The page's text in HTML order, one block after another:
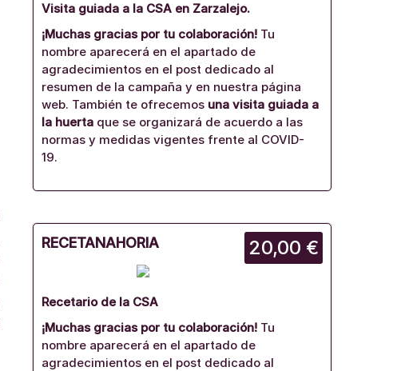
Visita guiada a la CSA en Zarzalejo.
¡Muchas gracias por tu colaboración! Tu
nombre aparecerá en el apartado de
agradecimientos en el post dedicado al
resumen de la campaña y en nuestra página
web. También te ofrecemos una visita guiada a
la huerta que se organizará de acuerdo a las
normas y medidas vigentes frente al COVID-
19.
20,00 €
RECETANAHORIA
Recetario de la CSA
¡Muchas gracias por tu colaboración! Tu
nombre aparecerá en el apartado de
agradecimientos en el post dedicado al